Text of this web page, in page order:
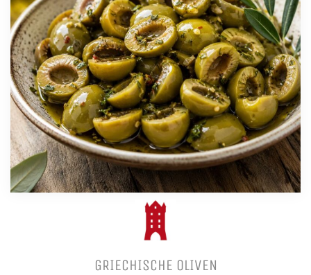
GRIECHISCHE OLIVEN